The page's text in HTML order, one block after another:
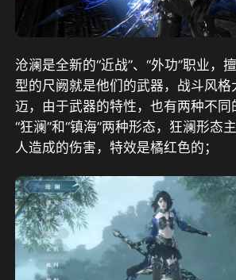
沧澜是全新的“近战”、“外功”职业，
型的尺阙就是他们的武器，战斗风
迈，由于武器的特性，也有两种不同
“狂澜”和“镇海”两种形态，狂澜形态
人造成的伤害，特效是橘红色的；